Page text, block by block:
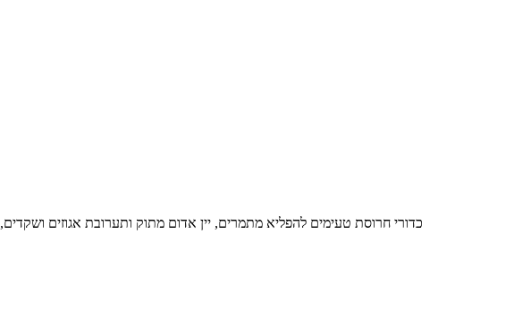
כדורי חרוסת טעימים להפליא מתמרים, יין אדום מתוק ותערובת אגוזים ושקדים, 2,956 קלוריות לכל המתכון, 426 קלוריות ל-100 גרם